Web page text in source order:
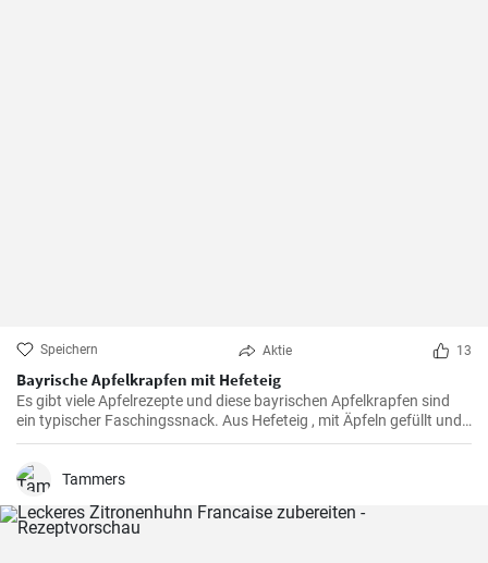
Speichern Aktie 13
Bayrische Apfelkrapfen mit Hefeteig
Es gibt viele Apfelrezepte und diese bayrischen Apfelkrapfen sind
ein typischer Faschingssnack. Aus Hefeteig , mit Äpfeln gefüllt und
saftig frittiert werden sie nachher in Zimtzucker gewälzt und frisch
Tammers